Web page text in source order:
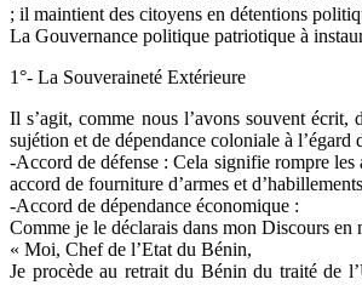
; il maintient des citoyens en détentions
La Gouvernance politique patriotique à
1°- La Souveraineté Extérieure
Il s’agit, comme nous l’avons souvent
sujétion et de dépendance coloniale à l’égard
-Accord de défense : Cela signifie rompre les
accord de fourniture d’armes et
-Accord de dépendance économique :
Comme je le déclarais dans mon Discours en
« Moi, Chef de l’Etat du Bénin,
Je procède au retrait du Bénin du traité de